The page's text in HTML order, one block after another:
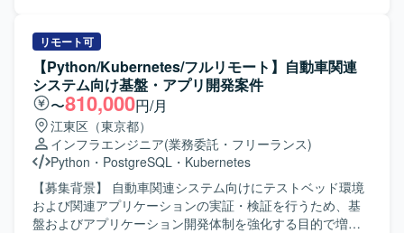
行いながら、自動化シナリオの設計・実装・単体テスト・
結合テストなどを実施いただきます。 【求める人物像】 顧
客と円滑にコミュニケーションを取りながら、自走して
RPA開発を推進できる方を求めています。 業務内容を正し
く理解し、改善提案をしながら品質の高い自動化フローを
構築できる方を想定しています。 【ポジションの魅力】 製
造業の現場業務に密接に関わるRPA開発を通じて、業務効
率化や生産性向上に直接貢献することができます。 基本設
計からテストまで幅広い工程を担当できるため、RPAエン
ジニアとしてのスキルを一貫して伸ばせる環境です。 【開
発環境】 Power Automate Desktopを中心としたRPA開発環
リモート可
【Python/Kubernetes/フルリモート】自動車関連
システム向け基盤・アプリ開発案件
〜810,000円/月
江東区（東京都）
インフラエンジニア(業務委託・フリーランス)
Python ・ PostgreSQL ・ Kubernetes
【募集背景】 自動車関連システム向けにテストベッド環境
および関連アプリケーションの実証・検証を行うため、基
盤およびアプリケーション開発体制を強化する目的で増員